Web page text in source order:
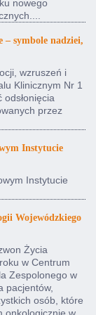
nowego
symbole nadziei,
wzruszeń i
Klinicznym Nr 1
przez
Instytucie
Instytucie
Wojewódzkiego
Życia
w Centrum
Zespolonego w
pacjentów,
osób, które
onkologicznie w